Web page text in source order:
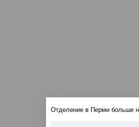
Отделение в Перми больше